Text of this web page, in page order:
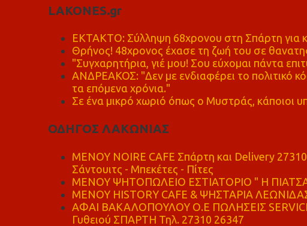
LAKONES.gr
ΕΚΤΑΚΤΟ: Σύλληψη 68χρονου στη Σπάρτη για
Θρήνος! 48χρονος έχασε τη ζωή του σε
"Συγχαρητήρια, γιέ μου! Σου εύχομαι πάντα
ΑΝΔΡΕΑΚΟΣ: "Δεν με ενδιαφέρει το πολιτικό
τα επόμενα χρόνια."
Σε ένα μικρό χωριό όπως ο Μυστράς, κάποιοι
ΟΔΗΓΟΣ ΛΑΚΩΝΙΑΣ
MENOY NOIRE CAFE Σπάρτη και Delivery
Σάντουιτς - Μπεκέτες - Πίτες
ΜΕΝΟΥ ΨΗΤΟΠΩΛΕΙΟ ΕΣΤΙΑΤΟΡΙΟ " Η
ΜΕΝΟΥ HISTORY CAFE & ΨΗΣΤΑΡΙΑ
ΑΦΑΙ ΒΑΚΑΛΟΠΟΥΛΟΥ Ο.Ε ΠΩΛΗΣΕΙΣ
Γυθειού ΣΠΑΡΤΗ Τηλ. 27310 26347